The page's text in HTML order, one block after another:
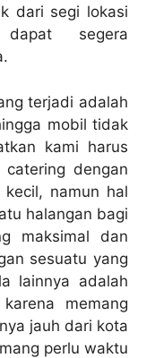
dari segi lokasi
segera
terjadi adalah
mobil tidak
kami harus
catering dengan
namun hal
halangan bagi
maksimal dan
sesuatu yang
lainnya adalah
memang
jauh dari kota
perlu waktu